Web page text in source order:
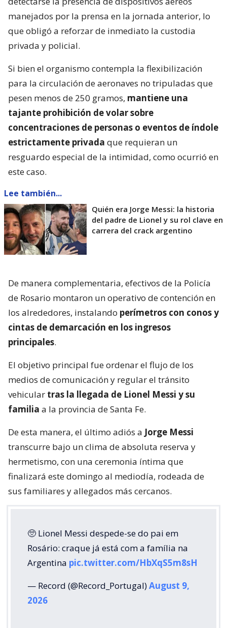
manejados por la prensa en la jornada anterior, lo
que obligó a reforzar de inmediato la custodia
privada y policial.
Si bien el organismo contempla la flexibilización
para la circulación de aeronaves no tripuladas que
pesen menos de 250 gramos, mantiene una
tajante prohibición de volar sobre
concentraciones de personas o eventos de índole
estrictamente privada que requieran un
resguardo especial de la intimidad, como ocurrió en
este caso.
Lee también...
Quién era Jorge Messi: la historia
del padre de Lionel y su rol clave en
carrera del crack argentino
De manera complementaria, efectivos de la Policía
de Rosario montaron un operativo de contención en
los alrededores, instalando perímetros con conos y
cintas de demarcación en los ingresos
principales.
El objetivo principal fue ordenar el flujo de los
medios de comunicación y regular el tránsito
vehicular tras la llegada de Lionel Messi y su
familia a la provincia de Santa Fe.
De esta manera, el último adiós a Jorge Messi
transcurre bajo un clima de absoluta reserva y
hermetismo, con una ceremonia íntima que
finalizará este domingo al mediodía, rodeada de
sus familiares y allegados más cercanos.
🥺 Lionel Messi despede-se do pai em
Rosário: craque já está com a família na
Argentina pic.twitter.com/HbXqS5m8sH
— Record (@Record_Portugal)August 9,
2026